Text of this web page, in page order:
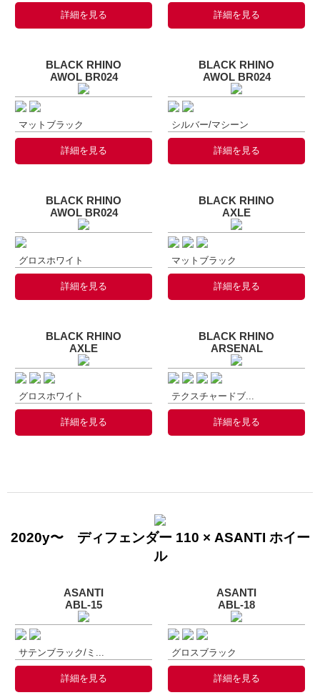
詳細を見る 詳細を見る
BLACK RHINO
AWOL BR024
マットブラック
詳細を見る
BLACK RHINO
AWOL BR024
シルバー/マシーン
詳細を見る
BLACK RHINO
AWOL BR024
グロスホワイト
詳細を見る
BLACK RHINO
AXLE
マットブラック
詳細を見る
BLACK RHINO
AXLE
グロスホワイト
詳細を見る
BLACK RHINO
ARSENAL
テクスチャードブ...
詳細を見る
2020y〜 ディフェンダー 110 × ASANTI ホイー
ル
ASANTI
ABL-15
サテンブラック/ミ...
詳細を見る
ASANTI
ABL-18
グロスブラック
詳細を見る